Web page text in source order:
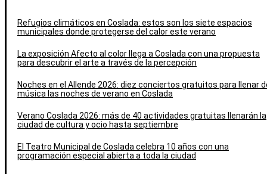
Refugios climáticos en Coslada: estos son los siete espacios
municipales donde protegerse del calor este verano
La exposición Afecto al color llega a Coslada con una propuesta
para descubrir el arte a través de la percepción
Noches en el Allende 2026: diez conciertos gratuitos para llenar
música las noches de verano en Coslada
Verano Coslada 2026: más de 40 actividades gratuitas llenarán la
ciudad de cultura y ocio hasta septiembre
El Teatro Municipal de Coslada celebra 10 años con una
programación especial abierta a toda la ciudad